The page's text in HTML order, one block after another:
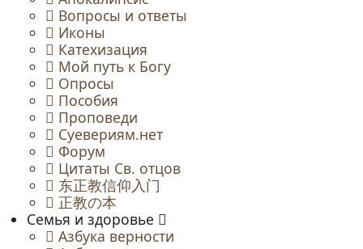
Вопросы и ответы
Иконы
Катехизация
Мой путь к Богу
Опросы
Пособия
Проповеди
Суевериям.нет
Форум
Цитаты Св. отцов
东正教信仰入门
正教の本
Семья и здоровье
Азбука верности